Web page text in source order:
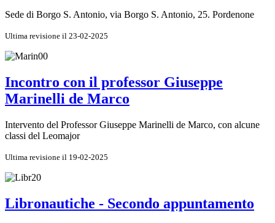
Sede di Borgo S. Antonio, via Borgo S. Antonio, 25. Pordenone
Ultima revisione il 23-02-2025
Incontro con il professor Giuseppe
Marinelli de Marco
Intervento del Professor Giuseppe Marinelli de Marco, con alcune
classi del Leomajor
Ultima revisione il 19-02-2025
Libronautiche - Secondo appuntamento